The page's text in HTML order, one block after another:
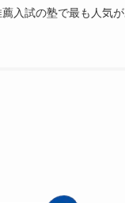
入試の塾で最も人気が